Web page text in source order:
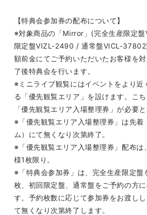
【特典会参加券の配布について】
※対象商品の「Mirror 」 (完全生産限定盤
限定盤VIZL-2490 / 通常盤VICL-
額前金にてご予約いただいたお客様を
了後特典会を行います。
※ミニライブ観覧にはイベントをより近
る「優先観覧エリア」を設けます。こ
「優先観覧エリア入場整理券」が必要と
※「優先観覧エリア入場整理券」は先着
ム）にて無くなり次第終了。
※「優先観覧エリア入場整理券」配布は
様1枚限り。
※「特典会参加券」は、完全生産限定盤
枚、初回限定盤、通常盤をご予約の方
す。予約枚数に応じて参加券をお渡し
て無くなり次第終了します。